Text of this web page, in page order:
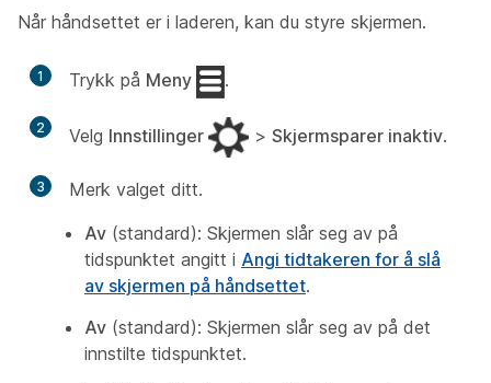
Når håndsettet er i laderen, kan du styre skjermen.
1 Trykk på Meny .
2 Velg Innstillinger > Skjermsparer inaktiv.
3
Merk valget ditt.
Av (standard): Skjermen slår seg av på
tidspunktet angitt i Angi tidtakeren for å slå
av skjermen på håndsettet.
Av (standard): Skjermen slår seg av på det
innstilte tidspunktet.